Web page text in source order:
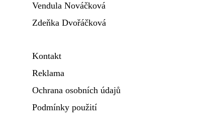
Vendula Nováčková
Zdeňka Dvořáčková
Kontakt
Reklama
Ochrana osobních údajů
Podmínky použití